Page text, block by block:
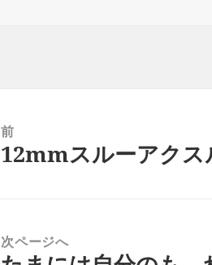
前
前
12mmスルーアク
次ページへ